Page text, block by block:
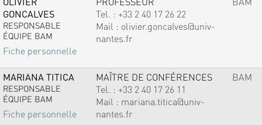
GONCALVES
RESPONSABLE
ÉQUIPE BAM
Fiche personnelle
Tel. : +33 2 40 17 26 22
Mail : olivier.goncalves@univ-
nantes.fr
MARIANA TITICA
RESPONSABLE
ÉQUIPE BAM
Fiche personnelle
MAÎTRE DE CONFÉRENCES
Tel. : +33 2 40 17 26 11
Mail : mariana.titica@univ-
nantes.fr
BAM